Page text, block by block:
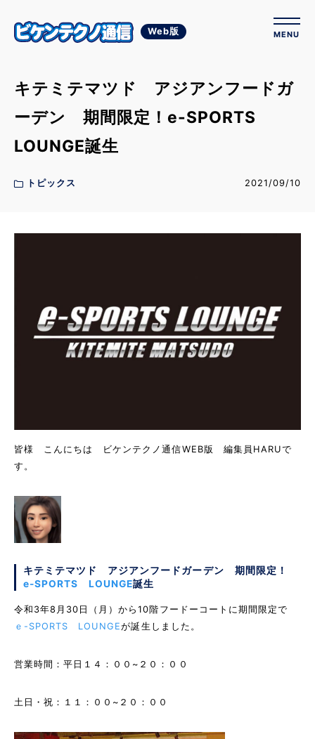
Web版 MENU
キテミテマツド アジアンフードガ
ーデン 期間限定！e-SPORTS
LOUNGE誕生
トピックス 2021/09/10
皆様 こんにちは ビケンテクノ通信WEB版 編集員HARUで
す。
キテミテマツド アジアンフードガーデン 期間限定！
e-SPORTS LOUNGE誕生
令和3年8月30日（月）から10階フードーコートに期間限定で
ｅ-SPORTS LOUNGEが誕生しました。
営業時間：平日１４：００~２０：００
土日・祝：１１：００~２０：００